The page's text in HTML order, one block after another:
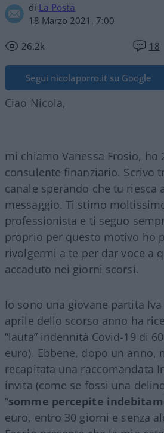
di La Posta
18 Marzo 2021, 7:00
26.2k 18
Segui nicolaporro.it su Google
Ciao Nicola,
mi chiamo Vanessa Frosio, ho
consulente finanziario. Scrivo
canale sperando che tu riesca
messaggio. Ti stimo
professionista e ti seguo
proprio per questo motivo ho
rivolgermi a te per dar voce a
accaduto nei giorni scorsi.
Io sono una giovane partita
aprile dello scorso anno ha
“lauta” indennità Covid-19 di
euro). Ebbene, dopo un anno,
recapitata una raccomandata
invita (come se fossi una
“somme percepite
euro, entro 30 giorni e senza